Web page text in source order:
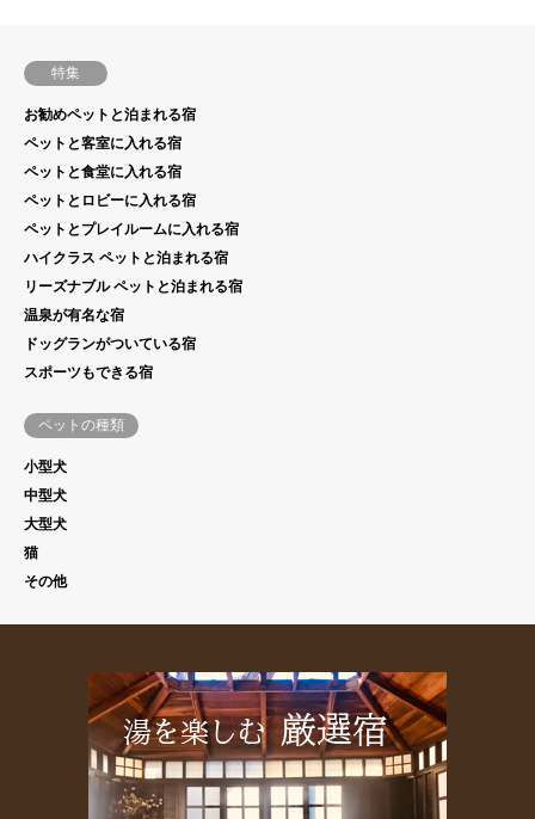
特集
お勧めペットと泊まれる宿
ペットと客室に入れる宿
ペットと食堂に入れる宿
ペットとロビーに入れる宿
ペットとプレイルームに入れる宿
ハイクラス ペットと泊まれる宿
リーズナブル ペットと泊まれる宿
温泉が有名な宿
ドッグランがついている宿
スポーツもできる宿
ペットの種類
小型犬
中型犬
大型犬
猫
その他